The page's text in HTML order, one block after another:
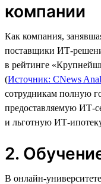
компании
Как компания,
поставщики ИТ-
в рейтинге
(Источник: CNews
сотрудникам полную
предоставляемую ИТ-
и льготную ИТ-
2.
В онлайн-